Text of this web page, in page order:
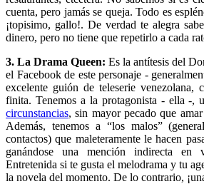
cuenta, pero jamás se queja. Todo es
¡topisimo, gallo!. De verdad te alegra
dinero, pero no tiene que repetirlo a cada
3. La Drama Queen: Es la antítesis del
el Facebook de este personaje -
excelente guión de teleserie venezolana,
finita. Tenemos a la protagonista - ella -,
circunstancias, sin mayor pecado que
Además, tenemos a “los malos”
contactos) que maleteramente le hacen
ganándose una mención indirecta en
Entretenida si te gusta el melodrama y tu
la novela del momento. De lo contrario,